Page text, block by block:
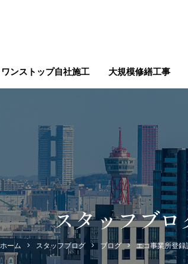
ワンストップ自社施工 大規模修繕工事
スタッフブロ
ホーム スタッフブログ ブログ エコ事業所登録